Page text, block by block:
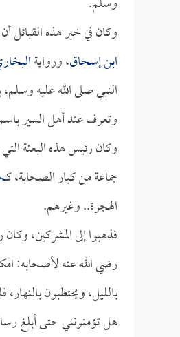
وكان في خبر هذه القبائل
ابن إسحاق، ورواية
النبي صلى الله عليه
وتعرف عند أهل السير
وكان رئيس هذه البعثة
جماعة من كبار الصحابة، كـ
الهجرة.. وغيرهم.
فذهبوا إلى المشركين،
رضي الله عنه لأصحابه:
بالليل، ويحتطبون
هل تؤمنونني حتى أبلغ